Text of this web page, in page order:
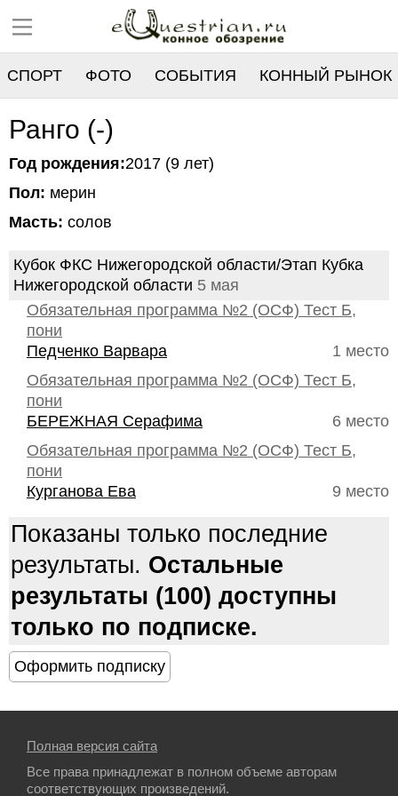
СПОРТ ФОТО СОБЫТИЯ КОННЫЙ РЫНОК
РЕЕСТР
Ранго (-)
Год рождения:2017 (9 лет)
Пол: мерин
Масть: солов
Кубок ФКС Нижегородской области/Этап Кубка
Нижегородской области 5 мая
Обязательная программа №2 (ОСФ) Тест Б,
пони
1 место
Педченко Варвара
Обязательная программа №2 (ОСФ) Тест Б,
пони
6 место
БЕРЕЖНАЯ Серафима
Обязательная программа №2 (ОСФ) Тест Б,
пони
9 место
Курганова Ева
Показаны только последние
результаты. Остальные
результаты (100) доступны
только по подписке.
Полная версия сайта
Все права принадлежат в полном объеме авторам
соответствующих произведений.